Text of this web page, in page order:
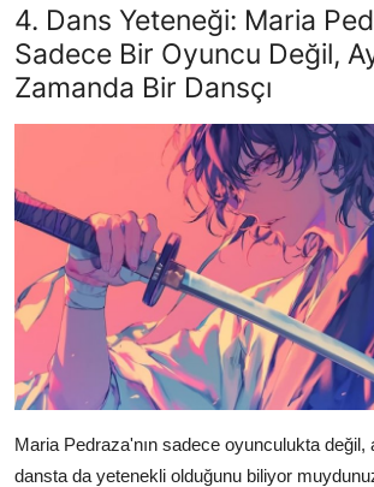
4. Dans Yeteneği: Maria
Sadece Bir Oyuncu Değil,
Zamanda Bir Dansçı
Maria Pedraza'nın sadece oyunculukta değil,
dansta da yetenekli olduğunu biliyor